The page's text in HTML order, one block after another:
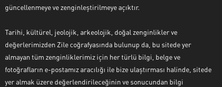
güncellenmeye ve zenginleştirilmeye açıktır.
Tarihi, kültürel, jeolojik, arkeolojik, doğal zenginlikler ve
değerlerimizden Zile coğrafyasında bulunup da, bu sitede yer
almayan tüm zenginliklerimiz için her türlü bilgi, belge ve
fotoğrafların e-postamız aracılığı ile bize ulaştırması halinde, sitede
yer almak üzere değerlendirileceğinin ve sonucundan bilgi